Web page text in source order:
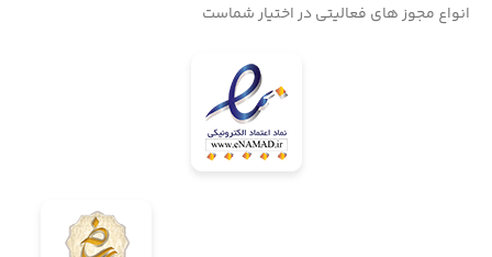
انواع مجوز های فعالیتی در اختیار شماست